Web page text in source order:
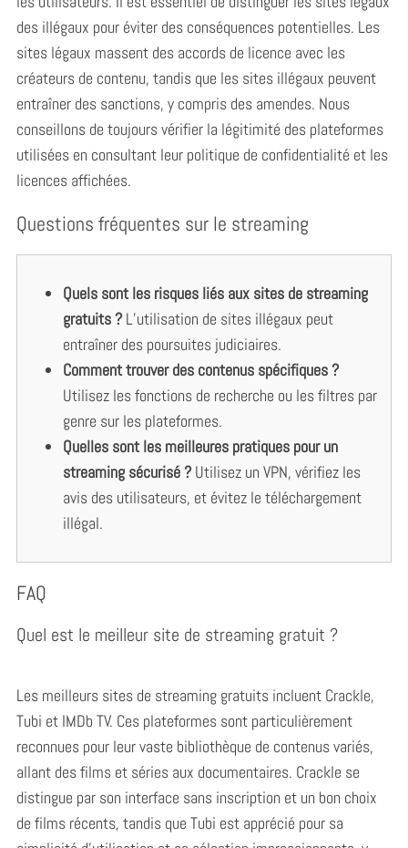
des illégaux pour éviter des conséquences potentielles. Les
sites légaux massent des accords de licence avec les
créateurs de contenu, tandis que les sites illégaux peuvent
entraîner des sanctions, y compris des amendes. Nous
conseillons de toujours vérifier la légitimité des plateformes
utilisées en consultant leur politique de confidentialité et les
licences affichées.
Questions fréquentes sur le streaming
Quels sont les risques liés aux sites de streaming
gratuits ?L’utilisation de sites illégaux peut
entraîner des poursuites judiciaires.
Comment trouver des contenus spécifiques ?
Utilisez les fonctions de recherche ou les filtres par
genre sur les plateformes.
Quelles sont les meilleures pratiques pour un
streaming sécurisé ?Utilisez un VPN, vérifiez les
avis des utilisateurs, et évitez le téléchargement
illégal.
FAQ
Quel est le meilleur site de streaming gratuit ?
Les meilleurs sites de streaming gratuits incluent Crackle,
Tubi et IMDb TV. Ces plateformes sont particulièrement
reconnues pour leur vaste bibliothèque de contenus variés,
allant des films et séries aux documentaires. Crackle se
distingue par son interface sans inscription et un bon choix
de films récents, tandis que Tubi est apprécié pour sa
S
e
a
h
o